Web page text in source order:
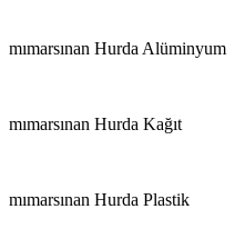
mımarsınan Hurda Alüminyum
mımarsınan Hurda Kağıt
mımarsınan Hurda Plastik